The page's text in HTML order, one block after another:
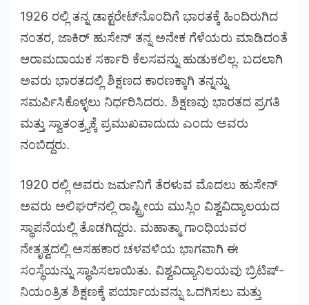
1926 ರಲ್ಲಿ ತನ್ನ ಡಾಕ್ಟರೇಟ್‌ನೊಂದಿಗೆ ಭಾರತಕ್ಕೆ ಹಿಂದಿರುಗಿದ
ನಂತರ, ಜಾಕಿರ್ ಹುಸೇನ್ ತನ್ನ ಅನೇಕ ಗೆಳೆಯರು ಮಾಡಿದಂತೆ
ಆರಾಮದಾಯಕ ಸರ್ಕಾರಿ ಕೆಲಸವನ್ನು ಹುಡುಕಲಿಲ್ಲ. ಬದಲಾಗಿ
ಅವರು ಭಾರತದಲ್ಲಿ ಶಿಕ್ಷಣದ ಕಾರಣಕ್ಕಾಗಿ ತನ್ನನ್ನು
ಸಮರ್ಪಿಸಿಕೊಳ್ಳಲು ನಿರ್ಧರಿಸಿದರು. ಶಿಕ್ಷಣವು ಭಾರತದ ಪ್ರಗತಿ
ಮತ್ತು ಸ್ವಾತಂತ್ರ್ಯಕ್ಕೆ ಪ್ರಮುಖವಾದುದು ಎಂದು ಅವರು
ನಂಬಿದ್ದರು.
1920 ರಲ್ಲಿ ಅವರು ಜರ್ಮನಿಗೆ ತೆರಳುವ ಮೊದಲು ಹುಸೇನ್
ಅವರು ಅಲಿಘರ್‌ನಲ್ಲಿ ರಾಷ್ಟ್ರೀಯ ಮುಸ್ಲಿಂ ವಿಶ್ವವಿದ್ಯಾಲಯದ
ಸ್ಥಾಪನೆಯಲ್ಲಿ ತೊಡಗಿದ್ದರು. ಮಹಾತ್ಮಾ ಗಾಂಧಿಯವರ
ನೇತೃತ್ವದಲ್ಲಿ ಅಸಹಕಾರ ಚಳವಳಿಯ ಭಾಗವಾಗಿ ಈ
ಸಂಸ್ಥೆಯನ್ನು ಸ್ಥಾಪಿಸಲಾಯಿತು. ವಿಶ್ವವಿದ್ಯಾನಿಲಯವು ಬ್ರಿಟಿಷ್-
ನಿಯಂತ್ರಿತ ಶಿಕ್ಷಣಕ್ಕೆ ಪರ್ಯಾಯವನ್ನು ಒದಗಿಸಲು ಮತ್ತು